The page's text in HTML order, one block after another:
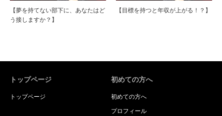
【夢を持てない部下に、あなたはど
う接しますか？】
【目標を持つと年収が上がる！？】
トップページ
トップページ
初めての方へ
初めての方へ
プロフィール